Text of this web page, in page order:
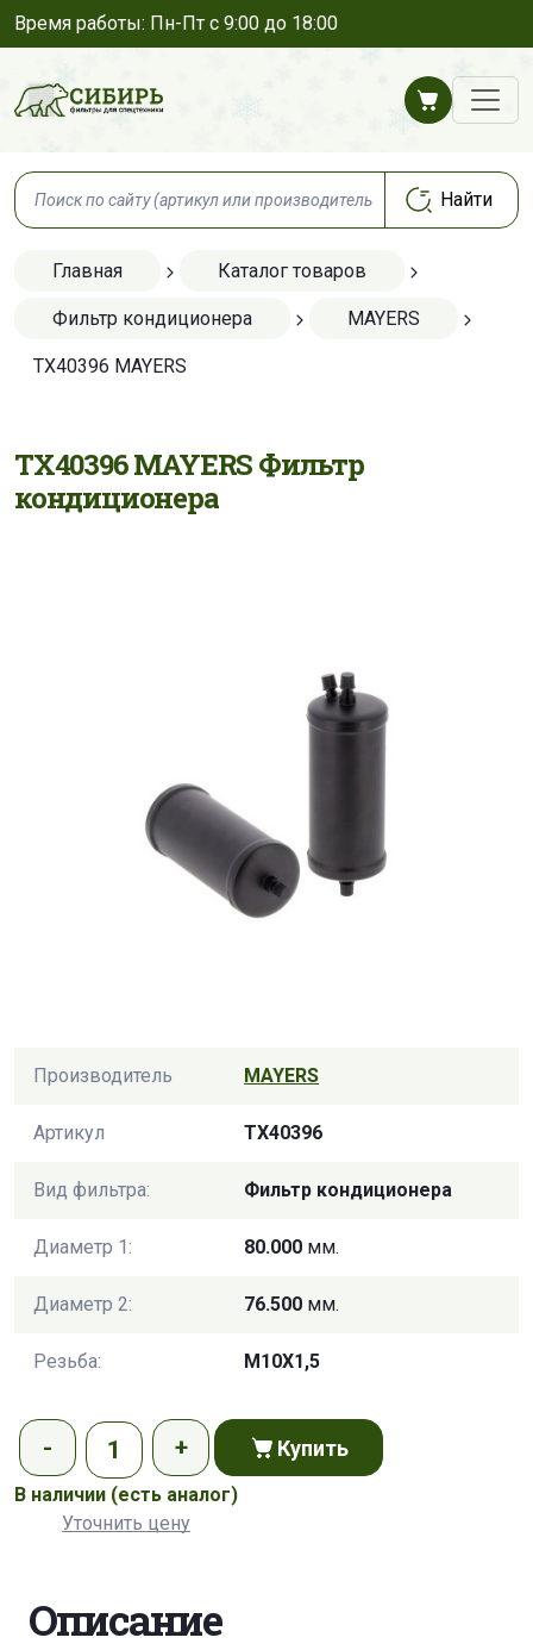
Время работы: Пн-Пт с 9:00 до 18:00
Главная Каталог товаров
Фильтр кондиционера MAYERS
TX40396 MAYERS
TX40396 MAYERS Фильтр
кондиционера
Производитель MAYERS
Артикул TX40396
Вид фильтра: Фильтр кондиционера
Диаметр 1: 80.000 мм.
Диаметр 2: 76.500 мм.
Резьба: M10X1,5
Купить
В наличии (есть аналог)
Уточнить цену
Описание